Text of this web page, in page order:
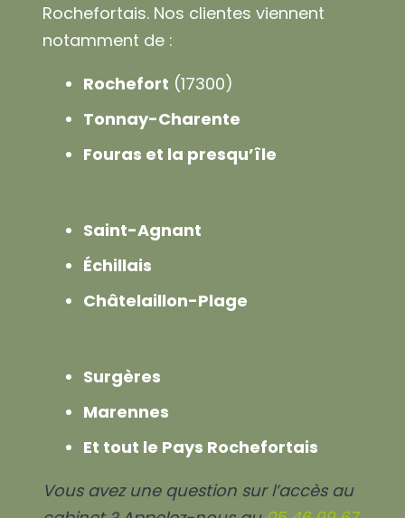
Rochefortais. Nos clientes viennent
notamment de :
Rochefort (17300)
Tonnay-Charente
Fouras et la presqu’île
Saint-Agnant
Échillais
Châtelaillon-Plage
Surgères
Marennes
Et tout le Pays Rochefortais
Vous avez une question sur l’accès au